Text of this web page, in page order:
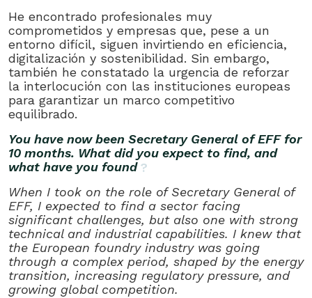
He encontrado profesionales muy
comprometidos y empresas que, pese a un
entorno difícil, siguen invirtiendo en eficiencia,
digitalización y sostenibilidad. Sin embargo,
también he constatado la urgencia de reforzar
la interlocución con las instituciones europeas
para garantizar un marco competitivo
equilibrado.
You have now been Secretary General of EFF for
10 months. What did you expect to find, and
what have you found ?
When I took on the role of Secretary General of
EFF, I expected to find a sector facing
significant challenges, but also one with strong
technical and industrial capabilities. I knew that
the European foundry industry was going
through a complex period, shaped by the energy
transition, increasing regulatory pressure, and
growing global competition.